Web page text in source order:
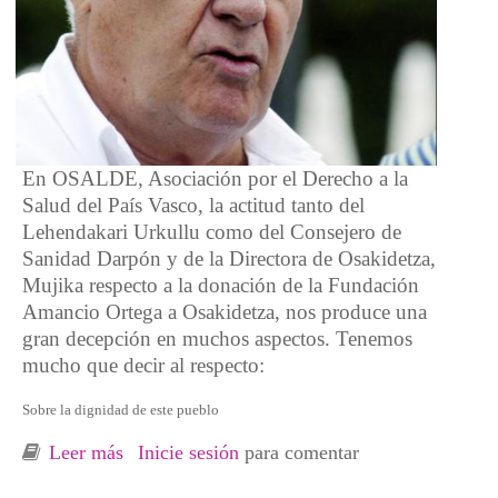
En OSALDE, Asociación por el Derecho a la
Salud del País Vasco, la actitud tanto del
Lehendakari Urkullu como del Consejero de
Sanidad Darpón y de la Directora de Osakidetza,
Mujika respecto a la donación de la Fundación
Amancio Ortega a Osakidetza, nos produce una
gran decepción en muchos aspectos. Tenemos
mucho que decir al respecto:
Sobre la dignidad de este pueblo
Leer más sobre Comunicado de OSALDE respecto a la
Inicie sesión para comentar